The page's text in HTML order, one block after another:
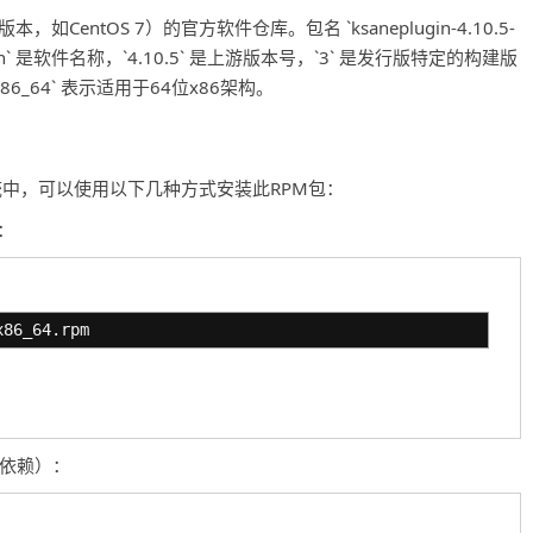
本，如CentOS 7）的官方软件仓库。包名 `ksaneplugin-4.10.5-
软件名称，`4.10.5` 是上游版本号，`3` 是发行版特定的构建版
表示适用于64位x86架构。
，可以使用以下几种方式安装此RPM包：
赖）：